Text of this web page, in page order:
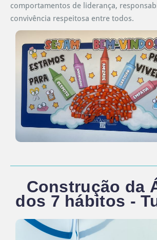
comportamentos de liderança,
convivência respeitosa entre todos.
Construção da
dos 7 hábitos -